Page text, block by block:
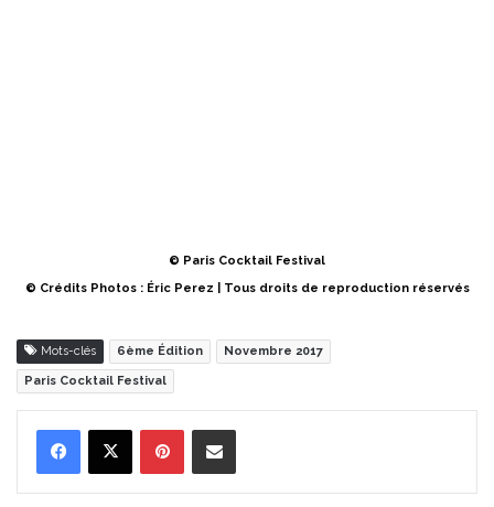
© Paris Cocktail Festival
© Crédits Photos : Éric Perez | Tous droits de reproduction réservés
Mots-clés 6ème Édition Novembre 2017
Paris Cocktail Festival